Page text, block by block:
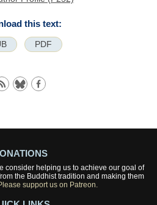
this text:
PDF
consider helping us to achieve our goal of
the Buddhist tradition and making them
support us on Patreon.